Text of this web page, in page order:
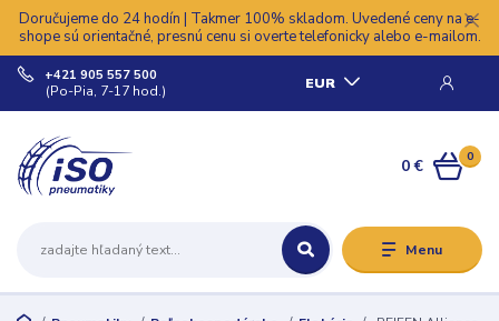
Doručujeme do 24 hodín | Takmer 100% skladom. Uvedené ceny na e-
shope sú orientačné, presnú cenu si overte telefonicky alebo e-mailom.
Menu
EUR
+421 905 557 500
(Po-Pia, 7-17 hod.)
0
0 €